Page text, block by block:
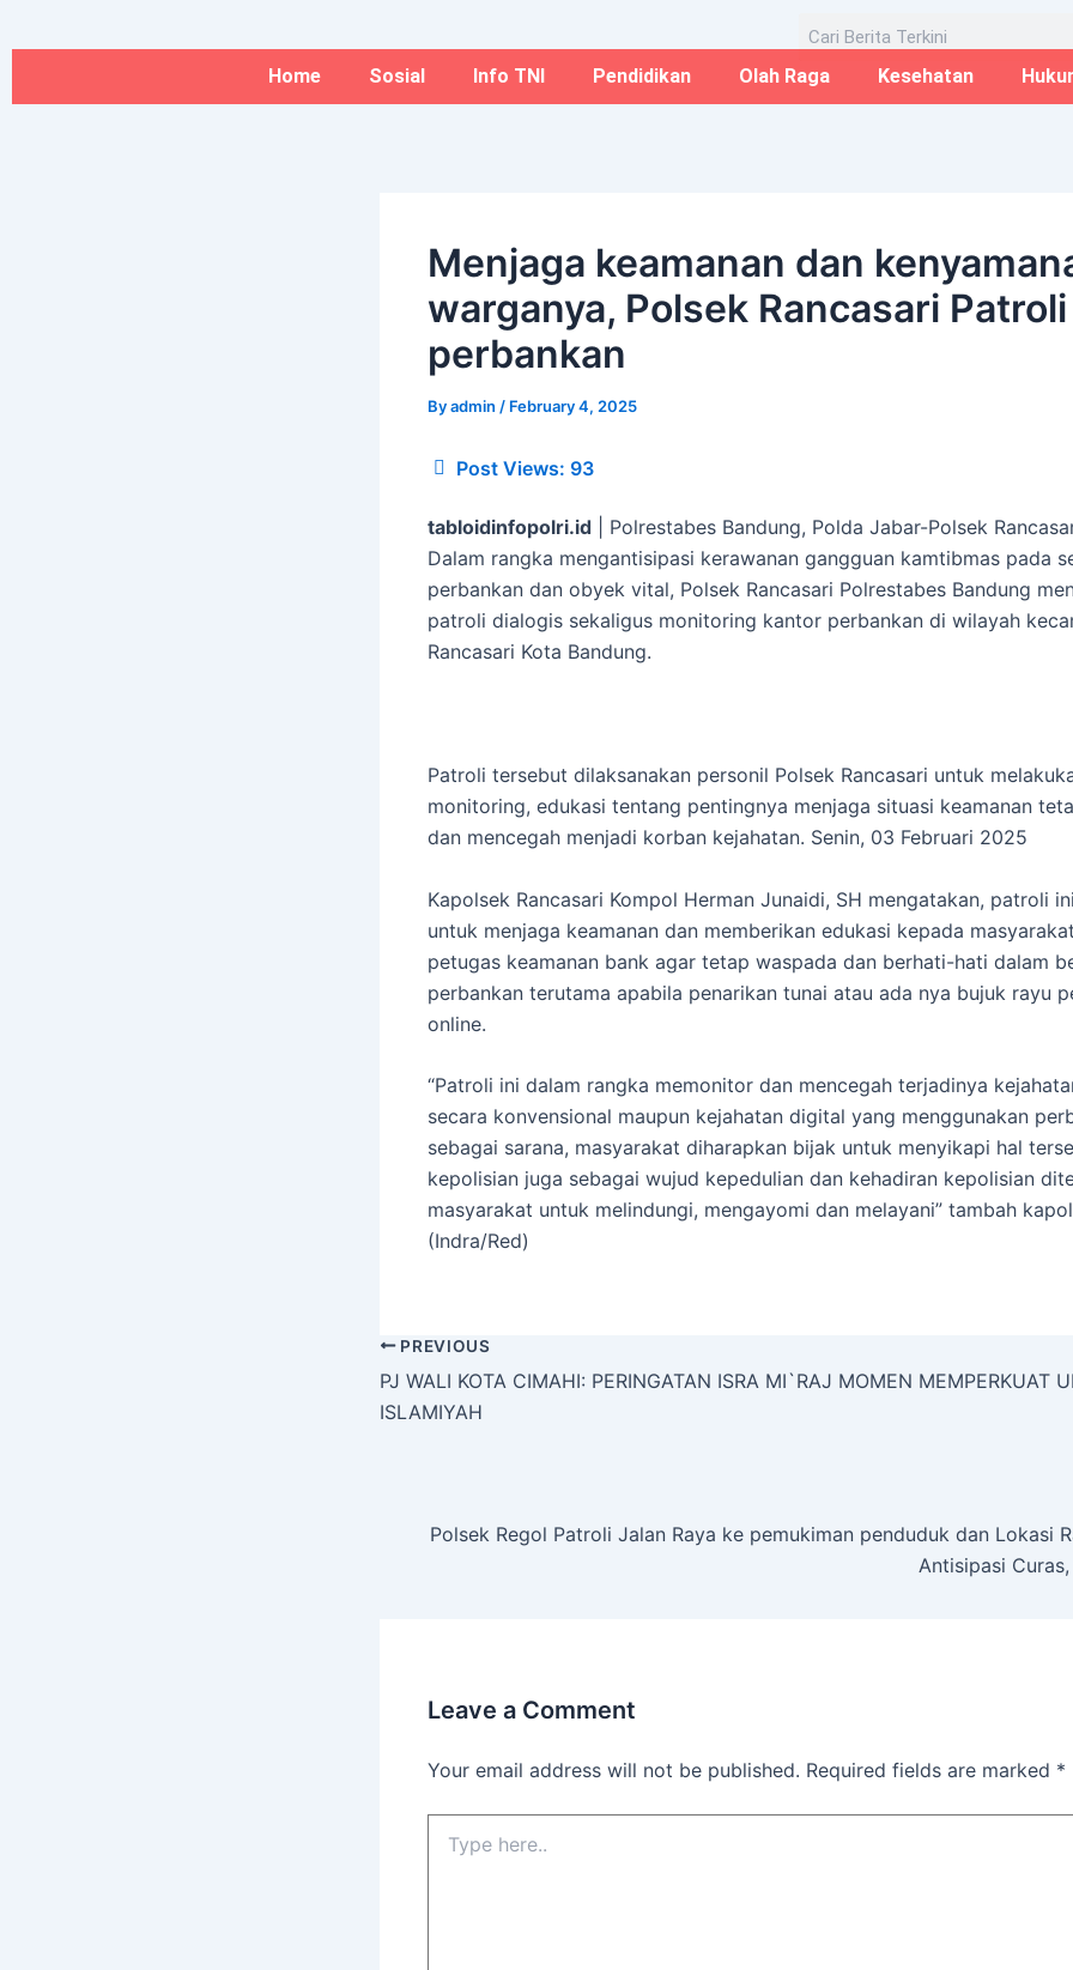
to
Home Sosial Info TNI Pendidikan Olah Raga Kesehatan
Menjaga keamanan dan
warganya, Polsek Rancasari
perbankan
Byadmin / February 4, 2025
Post Views: 93
tabloidinfopolri.id | Polrestabes Bandung, Polda Jabar-Polsek
Dalam rangka mengantisipasi kerawanan gangguan kamtibmas pada
perbankan dan obyek vital, Polsek Rancasari Polrestabes Bandung
patroli dialogis sekaligus monitoring kantor perbankan di wilayah
Rancasari Kota Bandung.
Patroli tersebut dilaksanakan personil Polsek Rancasari untuk
monitoring, edukasi tentang pentingnya menjaga situasi keamanan
dan mencegah menjadi korban kejahatan. Senin, 03 Februari 2025
Kapolsek Rancasari Kompol Herman Junaidi, SH mengatakan, patroli
untuk menjaga keamanan dan memberikan edukasi kepada
petugas keamanan bank agar tetap waspada dan berhati-hati dalam
perbankan terutama apabila penarikan tunai atau ada nya bujuk rayu
online.
“Patroli ini dalam rangka memonitor dan mencegah terjadinya
secara konvensional maupun kejahatan digital yang menggunakan
sebagai sarana, masyarakat diharapkan bijak untuk menyikapi hal
kepolisian juga sebagai wujud kepedulian dan kehadiran kepolisian
masyarakat untuk melindungi, mengayomi dan melayani” tambah
(Indra/Red)
PREVIOUS
PJ WALI KOTA CIMAHI: PERINGATAN ISRA MI`RAJ MOMEN MEMPERKUAT
ISLAMIYAH
Polsek Regol Patroli Jalan Raya ke pemukiman penduduk dan Lokasi
Antisipasi
Leave a Comment
Your email address will not be published. Required fields are marked *